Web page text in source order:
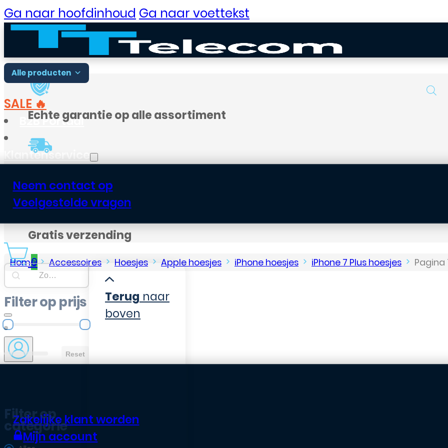
Ga naar hoofdinhoud Ga naar voettekst
Alle producten
SALE 🔥
B2B Portaal
Klantenservice
Neem contact op
Veelgestelde vragen
0
Zakelijke klant worden
Mijn account
Echte garantie op alle assortiment
Gratis verzending
Home Accessoires Hoesjes Apple hoesjes iPhone hoesjes iPhone 7 Plus hoesjes Pagina
Searchbar
Search content
Filter op prijs
Filter op prijs
Reset
Filter op
categorie
Terug naar
boven